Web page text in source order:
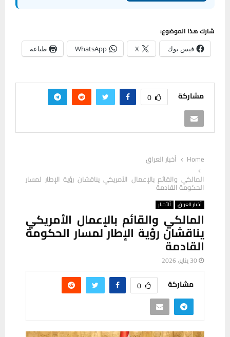
شارك هذا الموضوع:
فيس بوك X
WhatsApp طباعة
مشاركة 0
Home
أخبار العراق
المالكي والقائم بالإعمال الأمريكي يناقشان رؤية الإطار لمسار
الحكومة القادمة
أخبار العراق ألأخبار
المالكي والقائم بالإعمال الأمريكي
يناقشان رؤية الإطار لمسار الحكومة
القادمة
30 يناير، 2026
مشاركة 0